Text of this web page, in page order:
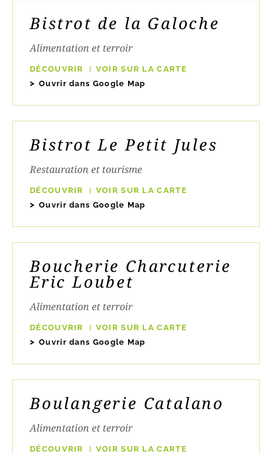
Bistrot de la Galoche
Alimentation et terroir
DÉCOUVRIR
VOIR SUR LA CARTE
Ouvrir dans Google Map
Bistrot Le Petit Jules
Restauration et tourisme
DÉCOUVRIR
VOIR SUR LA CARTE
Ouvrir dans Google Map
Boucherie Charcuterie
Eric Loubet
Alimentation et terroir
DÉCOUVRIR
VOIR SUR LA CARTE
Ouvrir dans Google Map
Boulangerie Catalano
Alimentation et terroir
DÉCOUVRIR
VOIR SUR LA CARTE